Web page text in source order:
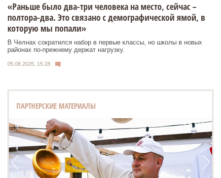
«Раньше было два-три человека на место, сейчас –
полтора-два. Это связано с демографической ямой, в
которую мы попали»
В Челнах сократился набор в первые классы, но школы в новых
районах по-прежнему держат нагрузку.
05.08.2026, 15:28
ПАРТНЕРСКИЕ МАТЕРИАЛЫ